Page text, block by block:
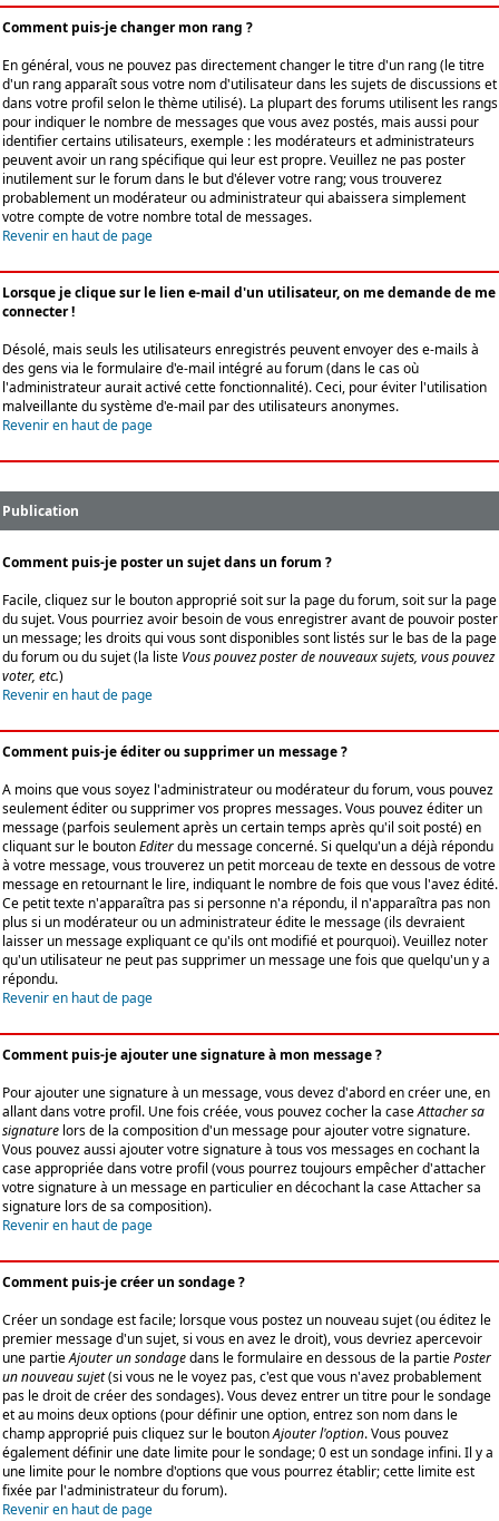
Comment puis-je changer mon rang ?
En général, vous ne pouvez pas directement changer le titre d'un rang (le titre
d'un rang apparaît sous votre nom d'utilisateur dans les sujets de discussions et
dans votre profil selon le thème utilisé). La plupart des forums utilisent les rangs
pour indiquer le nombre de messages que vous avez postés, mais aussi pour
identifier certains utilisateurs, exemple : les modérateurs et administrateurs
peuvent avoir un rang spécifique qui leur est propre. Veuillez ne pas poster
inutilement sur le forum dans le but d'élever votre rang; vous trouverez
probablement un modérateur ou administrateur qui abaissera simplement
votre compte de votre nombre total de messages.
Revenir en haut de page
Lorsque je clique sur le lien e-mail d'un utilisateur, on me demande de me
connecter !
Désolé, mais seuls les utilisateurs enregistrés peuvent envoyer des e-mails à
des gens via le formulaire d'e-mail intégré au forum (dans le cas où
l'administrateur aurait activé cette fonctionnalité). Ceci, pour éviter l'utilisation
malveillante du système d'e-mail par des utilisateurs anonymes.
Revenir en haut de page
Publication
Comment puis-je poster un sujet dans un forum ?
Facile, cliquez sur le bouton approprié soit sur la page du forum, soit sur la page
du sujet. Vous pourriez avoir besoin de vous enregistrer avant de pouvoir poster
un message; les droits qui vous sont disponibles sont listés sur le bas de la page
du forum ou du sujet (la liste Vous pouvez poster de nouveaux sujets, vous pouvez
voter, etc.)
Revenir en haut de page
Comment puis-je éditer ou supprimer un message ?
A moins que vous soyez l'administrateur ou modérateur du forum, vous pouvez
seulement éditer ou supprimer vos propres messages. Vous pouvez éditer un
message (parfois seulement après un certain temps après qu'il soit posté) en
cliquant sur le boutonEditerdu message concerné. Si quelqu'un a déjà répondu
à votre message, vous trouverez un petit morceau de texte en dessous de votre
message en retournant le lire, indiquant le nombre de fois que vous l'avez édité.
Ce petit texte n'apparaîtra pas si personne n'a répondu, il n'apparaîtra pas non
plus si un modérateur ou un administrateur édite le message (ils devraient
laisser un message expliquant ce qu'ils ont modifié et pourquoi). Veuillez noter
qu'un utilisateur ne peut pas supprimer un message une fois que quelqu'un y a
répondu.
Revenir en haut de page
Comment puis-je ajouter une signature à mon message ?
Pour ajouter une signature à un message, vous devez d'abord en créer une, en
allant dans votre profil. Une fois créée, vous pouvez cocher la caseAttacher sa
signature lors de la composition d'un message pour ajouter votre signature.
Vous pouvez aussi ajouter votre signature à tous vos messages en cochant la
case appropriée dans votre profil (vous pourrez toujours empêcher d'attacher
votre signature à un message en particulier en décochant la case Attacher sa
signature lors de sa composition).
Revenir en haut de page
Comment puis-je créer un sondage ?
Créer un sondage est facile; lorsque vous postez un nouveau sujet (ou éditez le
premier message d'un sujet, si vous en avez le droit), vous devriez apercevoir
une partieAjouter un sondagedans le formulaire en dessous de la partiePoster
un nouveau sujet(si vous ne le voyez pas, c'est que vous n'avez probablement
pas le droit de créer des sondages). Vous devez entrer un titre pour le sondage
et au moins deux options (pour définir une option, entrez son nom dans le
champ approprié puis cliquez sur le boutonAjouter l'option. Vous pouvez
également définir une date limite pour le sondage; 0 est un sondage infini. Il y a
une limite pour le nombre d'options que vous pourrez établir; cette limite est
fixée par l'administrateur du forum).
Revenir en haut de page